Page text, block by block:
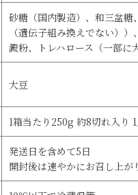
砂糖（国内製造）、和三盆糖
（遺伝子組み換えでない）
澱粉、トレハロース（一部に
大豆
1箱当たり250g 約8切れ入り
発送日を含めて5日
開封後は速やかにお召し上が